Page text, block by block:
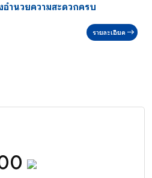
ำนวยความสะดวกครบ
รายละเอียด